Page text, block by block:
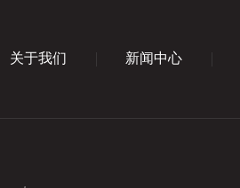
关于我们 新闻中心